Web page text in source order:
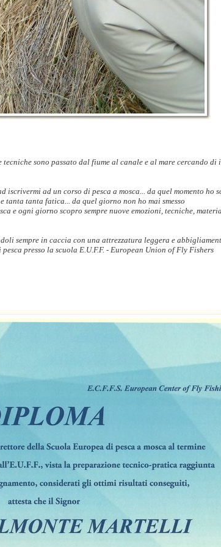
sono passato dal fiume al canale e al mare cercando
ad un corso di pesca a mosca... da quel momento ho
tanta tanta fatica... da quel giorno non ho mai smesso
e ogni giorno scopro sempre nuove emozioni, tecniche,
sempre in caccia con una attrezzatura leggera e
presso la scuola E.U.F.F. - European Union of Fly Fishers